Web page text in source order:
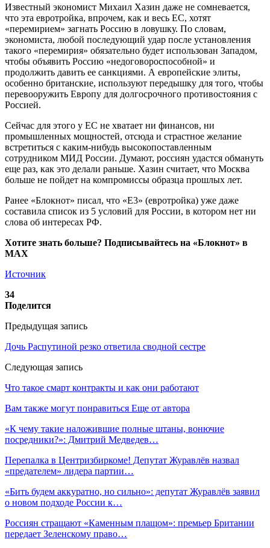
Известный экономист Михаил Хазин даже не сомневается,
что эта евротройка, впрочем, как и весь ЕС, хотят
«перемирием» загнать Россию в ловушку. По словам,
экономиста, любой последующий удар после установления
такого «перемирия» обязательно будет использован Западом,
чтобы объявить Россию «недоговороспособной» и
продолжить давить ее санкциями. А европейские элиты,
особенно британские, используют передышку для того, чтобы
перевооружить Европу для долгосрочного противостояния с
Россией.
Сейчас для этого у ЕС не хватает ни финансов, ни
промышленных мощностей, отсюда и страстное желание
встретиться с каким-нибудь высокопоставленным
сотрудником МИД России. Думают, россиян удастся обмануть
еще раз, как это делали раньше. Хазин считает, что Москва
больше не пойдет на компромиссы образца прошлых лет.
Ранее «Блокнот» писал, что «Е3» (евротройка) уже даже
составила список из 5 условий для России, в котором нет ни
слова об интересах РФ.
Хотите знать больше? Подписывайтесь на «Блокнот» в
MAX
Источник
34
Поделится
Предыдущая запись
Дочь Распутиной резко ответила сводной сестре
Следующая запись
Что такое смарт контракты и как они работают
Вам также могут понравиться Еще от автора
«К чему такие наложившие полные штаны, вонючие
посредники?»: Дмитрий Медведев…
Перепалка в Центризбиркоме! Депутат Журавлёв назвал
«предателем» лидера партии…
«Бить будем аккуратно, но сильно»: депутат Журавлёв заявил
о новом подходе России к…
Россиян стращают «Каменным плащом»: премьер Британии
передает Зеленскому право…